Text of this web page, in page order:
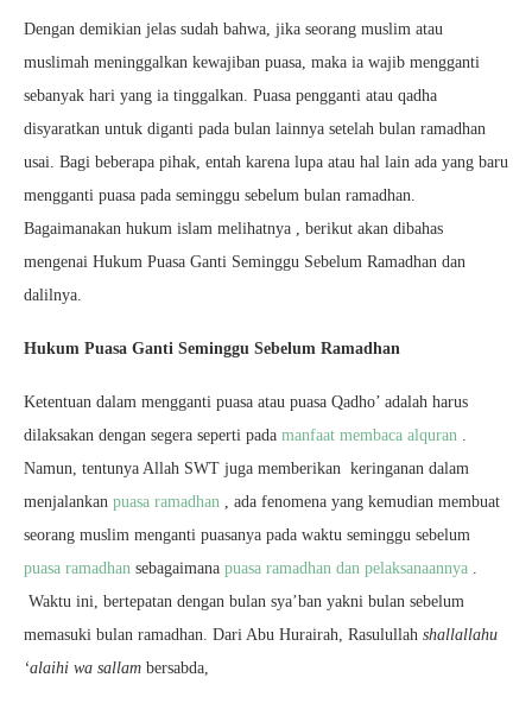
Dengan demikian jelas sudah bahwa, jika seorang muslim atau
muslimah meninggalkan kewajiban puasa, maka ia wajib mengganti
sebanyak hari yang ia tinggalkan. Puasa pengganti atau qadha
disyaratkan untuk diganti pada bulan lainnya setelah bulan ramadhan
usai. Bagi beberapa pihak, entah karena lupa atau hal lain ada yang baru
mengganti puasa pada seminggu sebelum bulan ramadhan.
Bagaimanakan hukum islam melihatnya , berikut akan dibahas
mengenai Hukum Puasa Ganti Seminggu Sebelum Ramadhan dan
dalilnya.
Hukum Puasa Ganti Seminggu Sebelum Ramadhan
Ketentuan dalam mengganti puasa atau puasa Qadho’ adalah harus
dilaksakan dengan segera seperti pada manfaat membaca alquran .
Namun, tentunya Allah SWT juga memberikan keringanan dalam
menjalankan puasa ramadhan , ada fenomena yang kemudian membuat
seorang muslim menganti puasanya pada waktu seminggu sebelum
puasa ramadhan sebagaimana puasa ramadhan dan pelaksanaannya .
Waktu ini, bertepatan dengan bulan sya’ban yakni bulan sebelum
memasuki bulan ramadhan. Dari Abu Hurairah, Rasulullah shallallahu
‘alaihi wa sallam bersabda,